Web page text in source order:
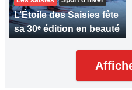
L’Étoile des Saisies fête
sa 30ᵉ édition en beauté